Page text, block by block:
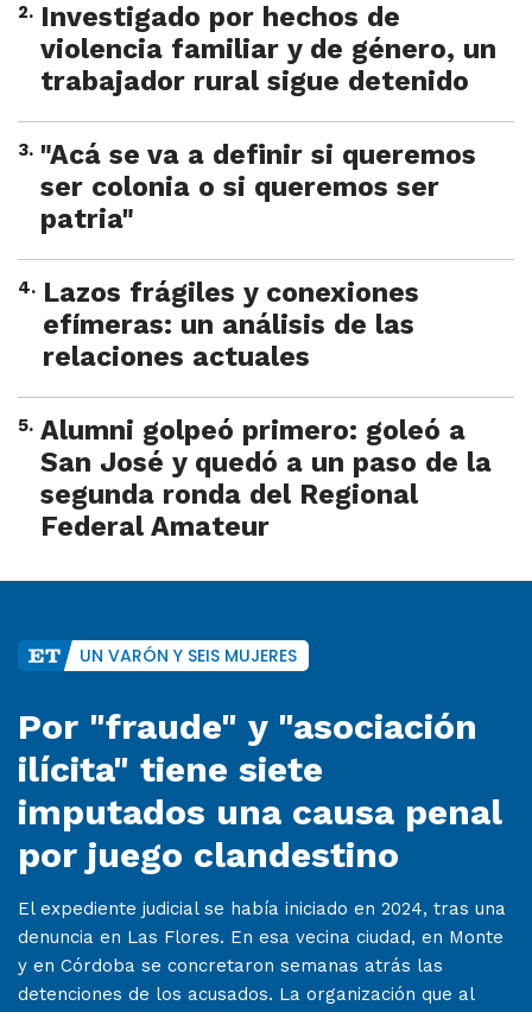
2. Investigado por hechos de
violencia familiar y de género, un
trabajador rural sigue detenido
3. "Acá se va a definir si queremos
ser colonia o si queremos ser
patria"
4. Lazos frágiles y conexiones
efímeras: un análisis de las
relaciones actuales
5. Alumni golpeó primero: goleó a
San José y quedó a un paso de la
segunda ronda del Regional
Federal Amateur
UN VARÓN Y SEIS MUJERES
Por "fraude" y "asociación
ilícita" tiene siete
imputados una causa penal
por juego clandestino
El expediente judicial se había iniciado en 2024, tras una
denuncia en Las Flores. En esa vecina ciudad, en Monte
y en Córdoba se concretaron semanas atrás las
detenciones de los acusados. La organización que al